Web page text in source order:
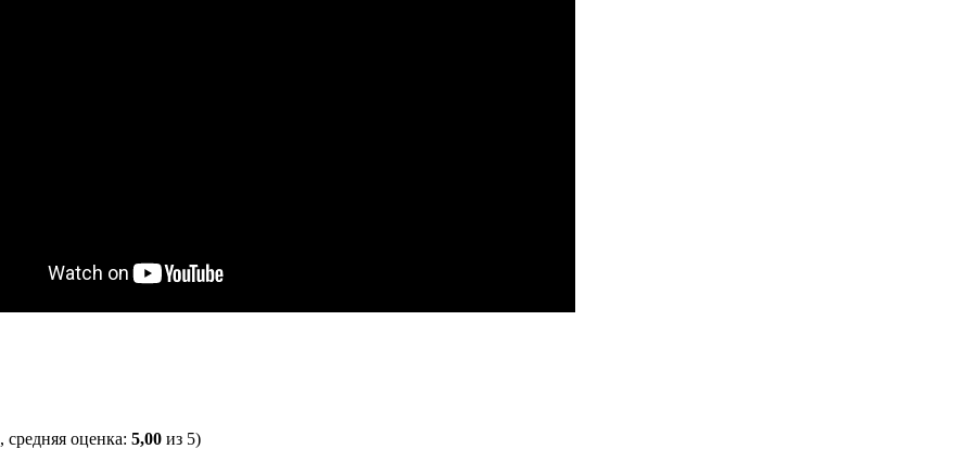
, средняя оценка: 5,00 из 5)